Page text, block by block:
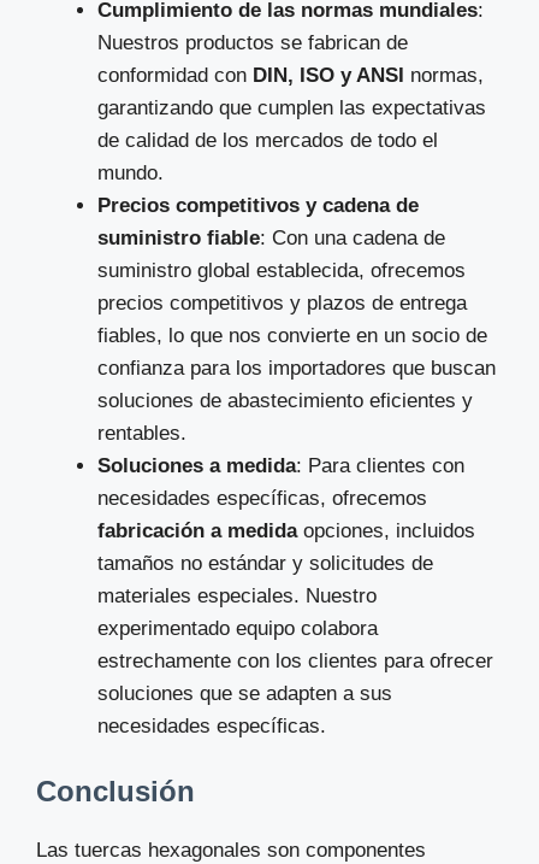
Cumplimiento de las normas mundiales:
Nuestros productos se fabrican de
conformidad con DIN, ISO y ANSI normas,
garantizando que cumplen las expectativas
de calidad de los mercados de todo el
mundo.
Precios competitivos y cadena de
suministro fiable: Con una cadena de
suministro global establecida, ofrecemos
precios competitivos y plazos de entrega
fiables, lo que nos convierte en un socio de
confianza para los importadores que buscan
soluciones de abastecimiento eficientes y
rentables.
Soluciones a medida: Para clientes con
necesidades específicas, ofrecemos
fabricación a medidaopciones, incluidos
tamaños no estándar y solicitudes de
materiales especiales. Nuestro
experimentado equipo colabora
estrechamente con los clientes para ofrecer
soluciones que se adapten a sus
necesidades específicas.
Conclusión
Las tuercas hexagonales son componentes